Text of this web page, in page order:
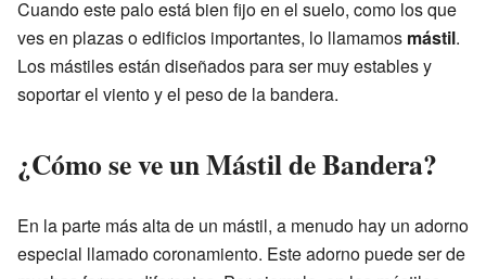
Cuando este palo está bien fijo en el suelo, como los que
ves en plazas o edificios importantes, lo llamamos mástil.
Los mástiles están diseñados para ser muy estables y
soportar el viento y el peso de la bandera.
¿Cómo se ve un Mástil de Bandera?
En la parte más alta de un mástil, a menudo hay un adorno
especial llamado coronamiento. Este adorno puede ser de